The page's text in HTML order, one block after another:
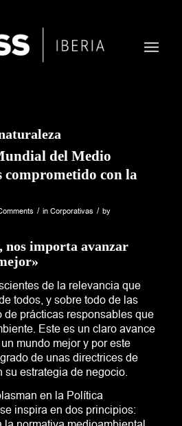
del Medio
comprometido con la
/ in Corporativas / by
nos importa avanzar
de la relevancia que
todos, y sobre todo de las
de prácticas responsables que
Este es un claro avance
mundo mejor y por este
de unas directrices de
estrategia de negocio.
en la Política
inspira en dos principios: